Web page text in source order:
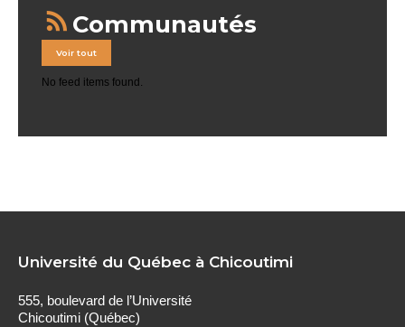
Communautés
Voir tout
No feed items found.
Université du Québec à Chicoutimi
555, boulevard de l’Université
Chicoutimi (Québec)